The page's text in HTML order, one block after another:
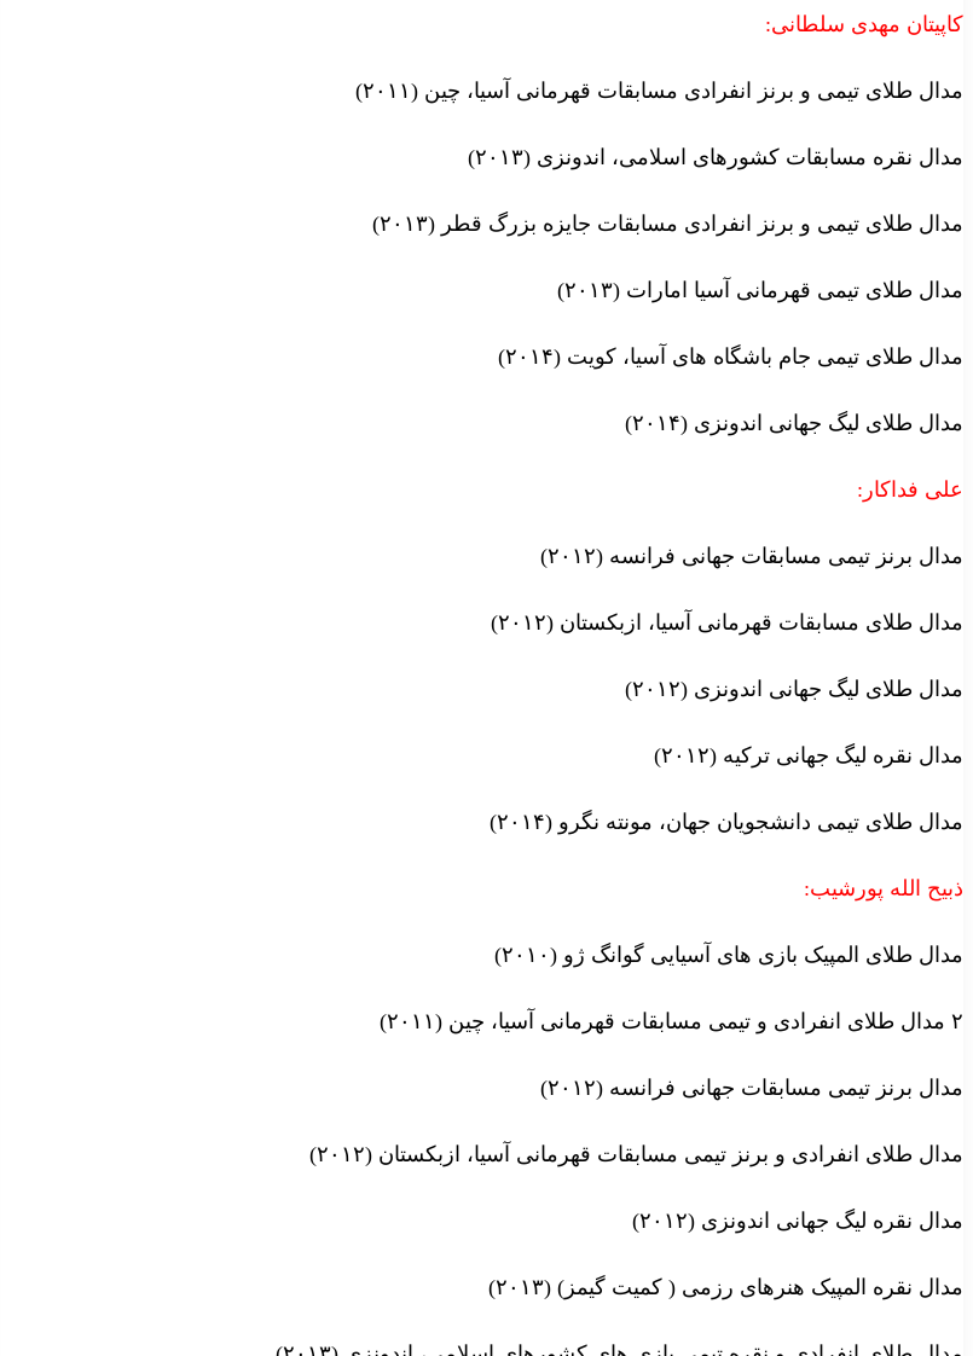
کاپیتان مهدی سلطانی:
مدال طلای تیمی و برنز انفرادی مسابقات قهرمانی آسیا، چین (۲۰۱۱)
مدال نقره مسابقات کشورهای اسلامی، اندونزی (۲۰۱۳)
مدال طلای تیمی و برنز انفرادی مسابقات جایزه بزرگ قطر (۲۰۱۳)
مدال طلای تیمی قهرمانی آسیا امارات (۲۰۱۳)
مدال طلای تیمی جام باشگاه های آسیا، کویت (۲۰۱۴)
مدال طلای لیگ جهانی اندونزی (۲۰۱۴)
علی فداکار:
مدال برنز تیمی مسابقات جهانی فرانسه (۲۰۱۲)
مدال طلای مسابقات قهرمانی آسیا، ازبکستان (۲۰۱۲)
مدال طلای لیگ جهانی اندونزی (۲۰۱۲)
مدال نقره لیگ جهانی ترکیه (۲۰۱۲)
مدال طلای تیمی دانشجویان جهان، مونته نگرو (۲۰۱۴)
ذبیح الله پورشیب:
مدال طلای المپیک بازی های آسیایی گوانگ ژو (۲۰۱۰)
۲ مدال طلای انفرادی و تیمی مسابقات قهرمانی آسیا، چین (۲۰۱۱)
مدال برنز تیمی مسابقات جهانی فرانسه (۲۰۱۲)
مدال طلای انفرادی و برنز تیمی مسابقات قهرمانی آسیا، ازبکستان (۲۰۱۲)
مدال نقره لیگ جهانی اندونزی (۲۰۱۲)
مدال نقره المپیک هنرهای رزمی ( کمیت گیمز) (۲۰۱۳)